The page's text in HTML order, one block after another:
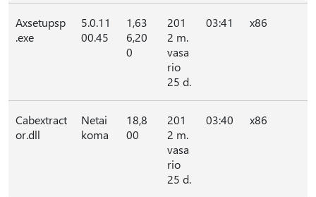
Axsetupsp
.exe
5.0.11
00.45
1,63
6,20
0
201
2 m.
vasa
rio
25 d.
03:41 x86
Cabextract
or.dll
Netai
koma
18,8
00
201
2 m.
vasa
rio
25 d.
03:40 x86